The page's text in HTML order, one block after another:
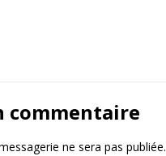
commentaire
ne sera pas publiée.